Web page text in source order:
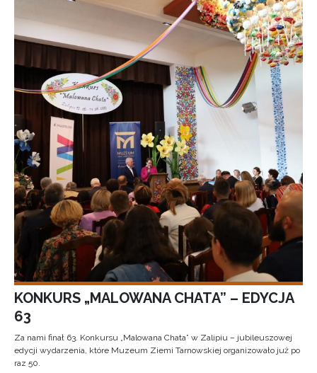
KONKURS „MALOWANA CHATA” – EDYCJA
63
Za nami finał 63. Konkursu „Malowana Chata” w Zalipiu – jubileuszowej
edycji wydarzenia, które Muzeum Ziemi Tarnowskiej organizowało już po
raz 50.